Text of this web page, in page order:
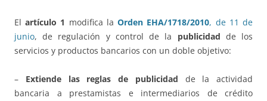
Elartículo 1 modifica laOrden EHA/1718/2010, de 11 de
junio, de regulación y control de la publicidad de los
servicios y productos bancarios con un doble objetivo:
– Extiende las reglas de publicidad de la actividad
bancaria a prestamistas e intermediarios de crédito